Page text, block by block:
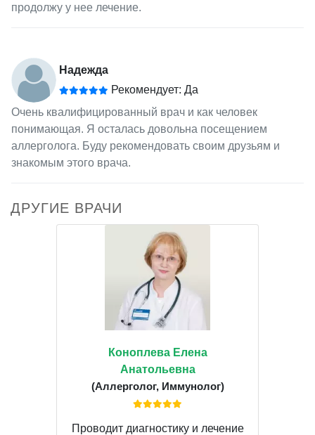
продолжу у нее лечение.
Надежда
Рекомендует: Да
Очень квалифицированный врач и как человек
понимающая. Я осталась довольна посещением
аллерголога. Буду рекомендовать своим друзьям и
знакомым этого врача.
ДРУГИЕ ВРАЧИ
Коноплева Елена
Анатольевна
(Аллерголог, Иммунолог)
Проводит диагностику и лечение